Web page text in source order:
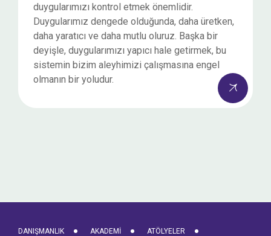
duygularımızı kontrol etmek önemlidir.
Duygularımız dengede olduğunda, daha üretken,
daha yaratıcı ve daha mutlu oluruz. Başka bir
deyişle, duygularımızı yapıcı hale getirmek, bu
sistemin bizim aleyhimizi çalışmasına engel
olmanın bir yoludur.
DANIŞMANLIK AKADEMI
ATÖLYELER